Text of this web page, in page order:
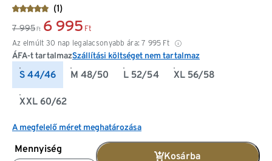
(1)
7 995 Ft 6 995 Ft
Az elmúlt 30 nap legalacsonyabb ára: 7 995 Ft
ÁFA-t tartalmazSzállítási költséget nem tartalmaz
S 44/46 M 48/50 L 52/54 XL 56/58
XXL 60/62
A megfelelő méret meghatározása
Mennyiség
Kosárba